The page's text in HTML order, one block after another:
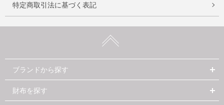
特定商取引法に基づく表記
ブランドから探す
財布を探す